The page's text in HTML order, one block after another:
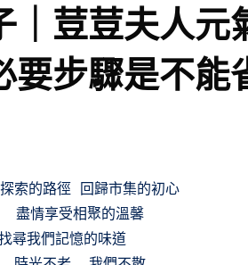
荳荳夫人元
步驟是不能
索的路徑 回歸市集的初心
盡情享受相聚的溫馨